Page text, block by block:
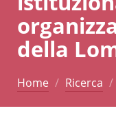
della
Home Ricerca